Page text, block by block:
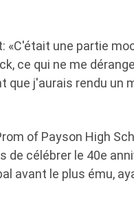
«C'était une partie
ce qui ne me
que j'aurais rendu un
of Payson High
de célébrer le 40e
avant le plus ému,